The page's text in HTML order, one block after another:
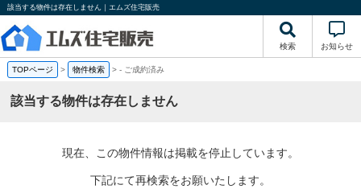
該当する物件は存在しません｜エムズ住宅販売
検索 お知らせ
TOPページ > 物件検索 >- ご成約済み
該当する物件は存在しません
現在、この物件情報は掲載を停止しています。
下記にて再検索をお願いたします。